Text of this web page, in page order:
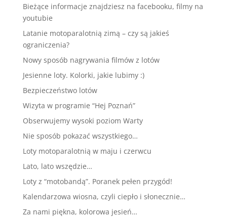
Bieżące informacje znajdziesz na facebooku, filmy na
youtubie
Latanie motoparalotnią zimą – czy są jakieś
ograniczenia?
Nowy sposób nagrywania filmów z lotów
Jesienne loty. Kolorki, jakie lubimy :)
Bezpieczeństwo lotów
Wizyta w programie “Hej Poznań”
Obserwujemy wysoki poziom Warty
Nie sposób pokazać wszystkiego…
Loty motoparalotnią w maju i czerwcu
Lato, lato wszędzie…
Loty z “motobandą”. Poranek pełen przygód!
Kalendarzowa wiosna, czyli ciepło i słonecznie…
Za nami piękna, kolorowa jesień…